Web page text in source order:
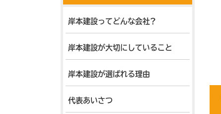
岸本建設ってどんな会社?
岸本建設が大切にしていること
岸本建設が選ばれる理由
代表あいさつ